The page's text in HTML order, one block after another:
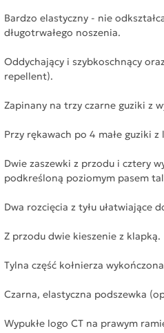
Bardzo elastyczny - nie
długotrwałego noszenia.
Oddychający i szybkoschnący
repellent).
Zapinany na trzy czarne guziki z
Przy rękawach po 4 małe guziki z
Dwie zaszewki z przodu i cztery
podkreśloną poziomym pasem
Dwa rozcięcia z tyłu ułatwiające
Z przodu dwie kieszenie z klapką.
Tylna część kołnierza
Czarna, elastyczna podszewka
Wypukłe logo CT na prawym